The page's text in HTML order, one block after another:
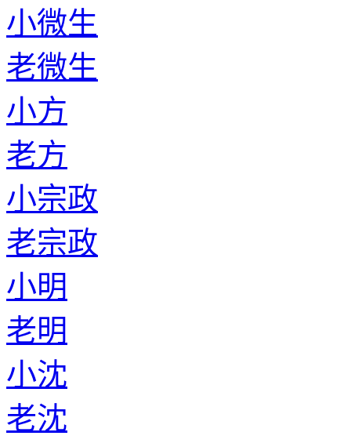
小微生
老微生
小方
老方
小宗政
老宗政
小明
老明
小沈
老沈